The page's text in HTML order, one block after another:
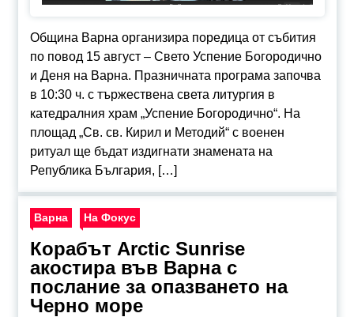
Община Варна организира поредица от събития
по повод 15 август – Свето Успение Богородично
и Деня на Варна. Празничната програма започва
в 10:30 ч. с тържествена света литургия в
катедралния храм „Успение Богородично“. На
площад „Св. св. Кирил и Методий“ с военен
ритуал ще бъдат издигнати знамената на
Република България, […]
Варна На Фокус
Корабът Arctic Sunrise
акостира във Варна с
послание за опазването на
Черно море